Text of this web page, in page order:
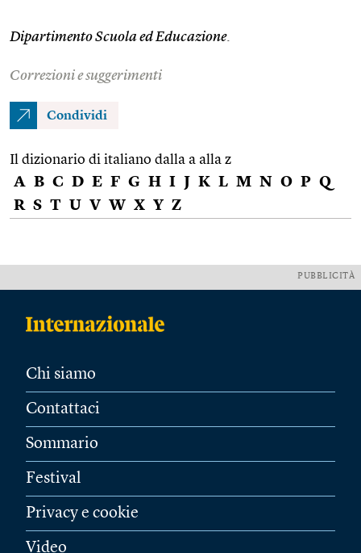
Dipartimento Scuola ed Educazione.
Correzioni e suggerimenti
Condividi
Il dizionario di italiano dalla a alla z
A B C D E F G H I J K L M N O P Q
R S T U V W X Y Z
PUBBLICITÀ
Chi siamo
Contattaci
Sommario
Festival
Privacy e cookie
Video